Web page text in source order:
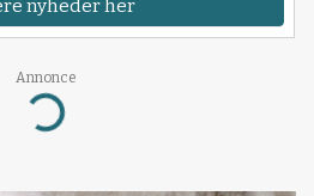
nyheder her
Annonce
Loading...